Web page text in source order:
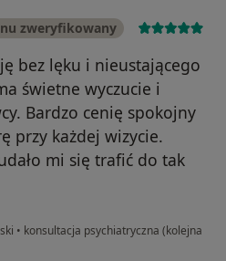
zweryfikowany
bez lęku i nieustającego
świetne wyczucie i
Bardzo cenię spokojny
przy każdej wizycie.
mi się trafić do tak
• konsultacja psychiatryczna (kolejna